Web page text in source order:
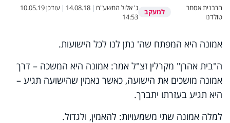
הרבנית אסתר
טולדנו
למעקב ג' אלול התשע"ח |
14.08.18
| עודכן10.05.19
14:53
אמונה היא המפתח שה' נתן לנו לכל הישועות.
ה"בית אהרן" מקרלין זצ"ל אמר: אמונה היא המשכה – דרך
אמונה מושכים את הישועה, כאשר נאמין שהישועה תגיע –
היא תגיע בעזרתו יתברך.
למלה אמונה שתי משמעויות: להאמין, ולגדול.